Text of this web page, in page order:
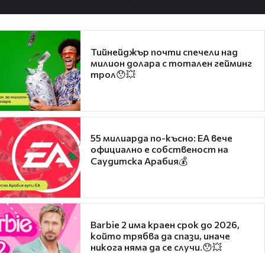
Тийнейджър почти спечели над
милион долара с тотален гейминг
трол😯💥
55 милиарда по-късно: EA вече
официално е собственост на
Саудитска Арабия💰
Barbie 2 има краен срок до 2026,
който трябва да спази, иначе
никога няма да се случи.😯💥